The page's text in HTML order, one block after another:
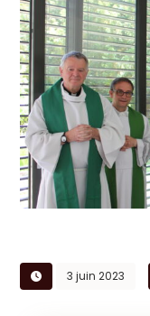
3 juin 2023